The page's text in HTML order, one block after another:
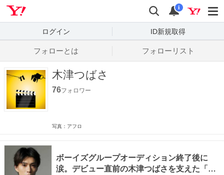
検索
通知
i
ログイン ID新規取得
フォローとは フォローリスト
木津つばさ
76フォロワー
写真：アフロ
ボーイズグループオーディション終了後に
涙。デビュー直前の木津つばさを支えた「フ